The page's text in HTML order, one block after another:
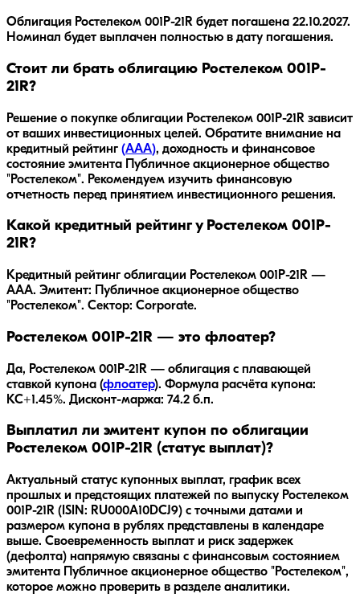
Облигация Ростелеком 001P-21R будет погашена 22.10.2027.
Номинал будет выплачен полностью в дату погашения.
Стоит ли брать облигацию Ростелеком 001P-
21R?
Решение о покупке облигации Ростелеком 001P-21R зависит
от ваших инвестиционных целей. Обратите внимание на
кредитный рейтинг (AAA), доходность и финансовое
состояние эмитента Публичное акционерное общество
"Ростелеком". Рекомендуем изучить финансовую
отчетность перед принятием инвестиционного решения.
Какой кредитный рейтинг у Ростелеком 001P-
21R?
Кредитный рейтинг облигации Ростелеком 001P-21R —
AAA. Эмитент: Публичное акционерное общество
"Ростелеком". Сектор: Corporate.
Ростелеком 001P-21R — это флоатер?
Да, Ростелеком 001P-21R — облигация с плавающей
ставкой купона (флоатер). Формула расчёта купона:
КС+1.45%. Дисконт-маржа: 74.2 б.п.
Выплатил ли эмитент купон по облигации
Ростелеком 001P-21R (статус выплат)?
Актуальный статус купонных выплат, график всех
прошлых и предстоящих платежей по выпуску Ростелеком
001P-21R (ISIN: RU000A10DCJ9) с точными датами и
размером купона в рублях представлены в календаре
выше. Своевременность выплат и риск задержек
(дефолта) напрямую связаны с финансовым состоянием
эмитента Публичное акционерное общество "Ростелеком",
которое можно проверить в разделе аналитики.